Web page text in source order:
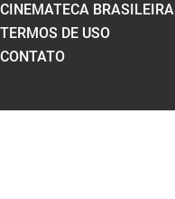
CINEMATECA BRASILEIRA
TERMOS DE USO
CONTATO